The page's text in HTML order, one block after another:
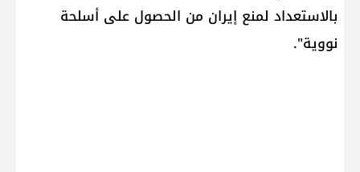
بالاستعداد لمنع إيران من الحصول على أسلحة
نووية".